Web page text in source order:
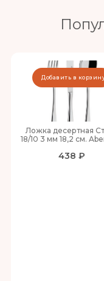
Ложка десертная
18/10 3 мм 18,2 см.
438 ₽
Добавить в